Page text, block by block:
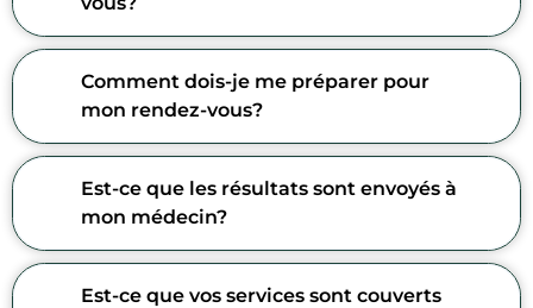
Comment dois-je me préparer pour
mon rendez-vous?
Est-ce que les résultats sont envoyés à
mon médecin?
Est-ce que vos services sont couverts